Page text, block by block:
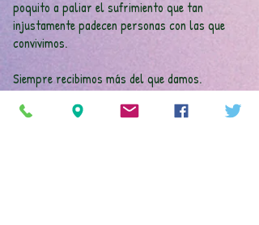
poquito a paliar el sufrimiento que tan
injustamente padecen personas con las que
convivimos.
Siempre recibimos más del que damos.
También nos hemos dado cuenta que son válidas